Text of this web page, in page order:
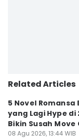
Related Articles
5 Novel Romansa
yang Lagi Hype di
Bikin Susah Move
08 Agu 2026, 13:44 WIB